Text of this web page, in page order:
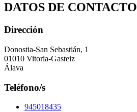
DATOS DE CONTACTO
Dirección
Donostia-San Sebastián, 1
01010 Vitoria-Gasteiz
Álava
Teléfono/s
945018435